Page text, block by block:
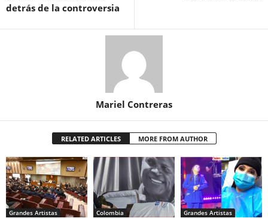
detrás de la controversia
Mariel Contreras
RELATED ARTICLES MORE FROM AUTHOR
Grandes Artistas Colombia Grandes Artistas